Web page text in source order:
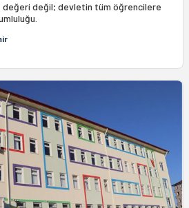
değeri değil; devletin tüm öğrencilere